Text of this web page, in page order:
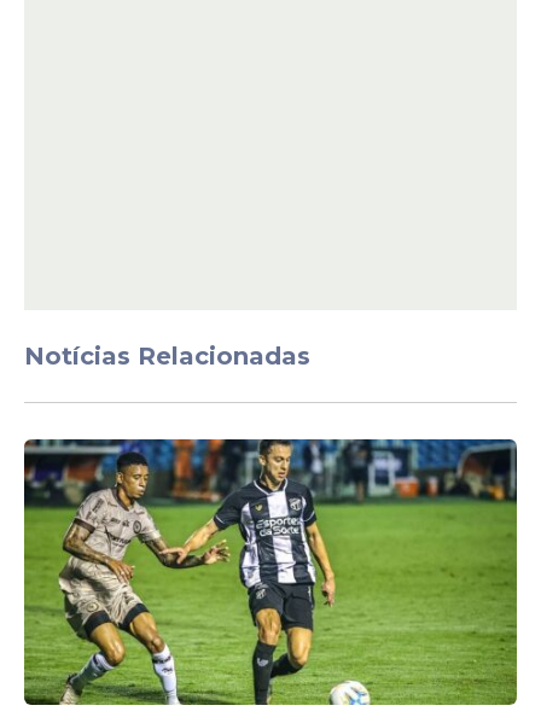
A equipe tem desfalques importantes,
como Raphinha, além de dúvidas
envolvendo nomes como Pedri e De Jong.
Já o Espanyol deve escalar: Dmitrovic;
Omar, Calero, Cabrera e Romero; Lozano,
Notícias Relacionadas